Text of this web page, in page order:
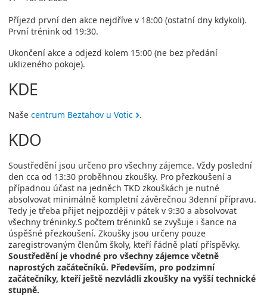
Příjezd první den akce nejdříve v 18:00 (ostatní dny kdykoli).
První trénink od 19:30.
Ukončení akce a odjezd kolem 15:00 (ne bez předání
uklizeného pokoje).
KDE
Naše centrum Beztahov u Votic .
KDO
Soustředění jsou určeno pro všechny zájemce. Vždy poslední
den cca od 13:30 proběhnou zkoušky. Pro přezkoušení a
případnou účast na jedněch TKD zkouškách je nutné
absolvovat minimálně kompletní závěrečnou 3denní přípravu.
Tedy je třeba přijet nejpozději v pátek v 9:30 a absolvovat
všechny tréninky.S počtem tréninků se zvyšuje i šance na
úspěšné přezkoušení. Zkoušky jsou určeny pouze
zaregistrovaným členům školy, kteří řádně platí příspěvky.
Soustředění je vhodné pro všechny zájemce včetně
naprostých začátečníků. Především, pro podzimní
začátečníky, kteří ještě nezvládli zkoušky na vyšší technické
stupně.